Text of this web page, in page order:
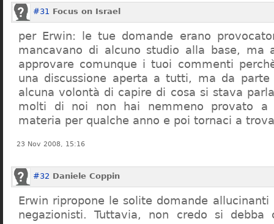
#31 Focus on Israel
per Erwin: le tue domande erano
mancavano di alcuno studio alla base, ma
approvare comunque i tuoi commenti
una discussione aperta a tutti, ma da parte
alcuna volontà di capire di cosa si stava
molti di noi non hai nemmeno provato a
materia per qualche anno e poi tornaci a
23 Nov 2008, 15:16
#32 Daniele Coppin
Erwin ripropone le solite domande
negazionisti. Tuttavia, non credo si debba